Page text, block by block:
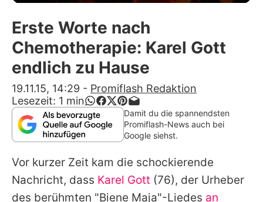
Alle Themen auf Promiflash
App runterladen
Team
Redaktionelle Richtlinien
Impressum
Datenschutzerklärung
Erste Worte nach
Chemotherapie: Karel Gott
endlich zu Hause
19.11.15, 14:29 - Promiflash Redaktion
Lesezeit: 1 min
Damit du die spannendsten
Promiflash-News auch bei
Google siehst.
Vor kurzer Zeit kam die schockierende
Nachricht, dass Karel Gott (76), der Urheber
des berühmten "Biene Maja"-Liedes an